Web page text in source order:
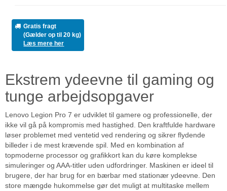
Gratis fragt
(Gælder op til 20 kg)
Læs mere her
Ekstrem ydeevne til gaming og
tunge arbejdsopgaver
Lenovo Legion Pro 7 er udviklet til gamere og professionelle, der
ikke vil gå på kompromis med hastighed. Den kraftfulde hardware
løser problemet med ventetid ved rendering og sikrer flydende
billeder i de mest krævende spil. Med en kombination af
topmoderne processor og grafikkort kan du køre komplekse
simuleringer og AAA-titler uden udfordringer. Maskinen er ideel til
brugere, der har brug for en bærbar med stationær ydeevne. Den
store mængde hukommelse gør det muligt at multitaske mellem